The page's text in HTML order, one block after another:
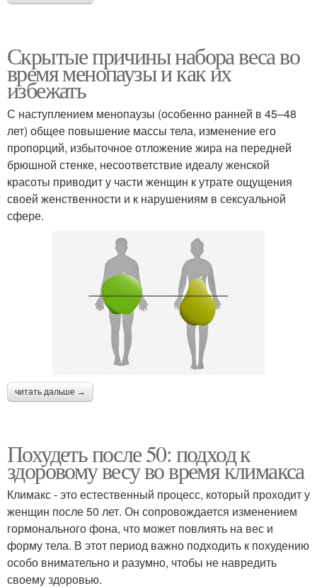
Скрытые причины набора веса во
время менопаузы и как их
избежать
С наступлением менопаузы (особенно ранней в 45–48
лет) общее повышение массы тела, изменение его
пропорций, избыточное отложение жира на передней
брюшной стенке, несоответствие идеалу женской
красоты приводит у части женщин к утрате ощущения
своей женственности и к нарушениям в сексуальной
сфере.
читать дальше →
Похудеть после 50: подход к
здоровому весу во время климакса
Климакс - это естественный процесс, который проходит у
женщин после 50 лет. Он сопровождается изменением
гормонального фона, что может повлиять на вес и
форму тела. В этот период важно подходить к похудению
особо внимательно и разумно, чтобы не навредить
своему здоровью.